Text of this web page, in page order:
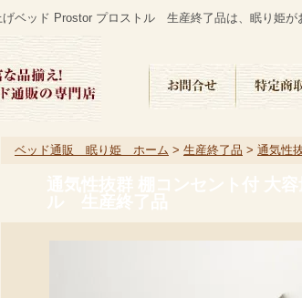
ベッド Prostor プロストル 生産終了品は、眠り姫が
ベッド通販 眠り姫 ホーム > 生産終了品 > 通気性